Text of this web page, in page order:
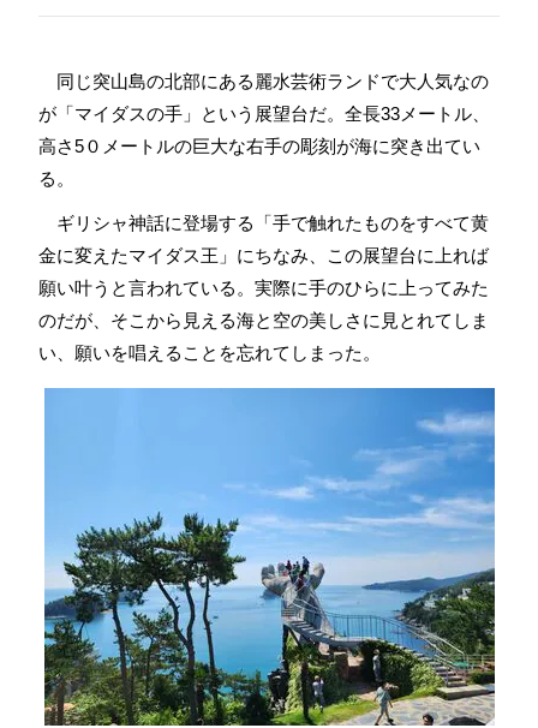
同じ突山島の北部にある麗水芸術ランドで大人気なの
が「マイダスの手」という展望台だ。全長33メートル、
高さ5０メートルの巨大な右手の彫刻が海に突き出てい
る。
ギリシャ神話に登場する「手で触れたものをすべて黄
金に変えたマイダス王」にちなみ、この展望台に上れば
願い叶うと言われている。実際に手のひらに上ってみた
のだが、そこから見える海と空の美しさに見とれてしま
い、願いを唱えることを忘れてしまった。